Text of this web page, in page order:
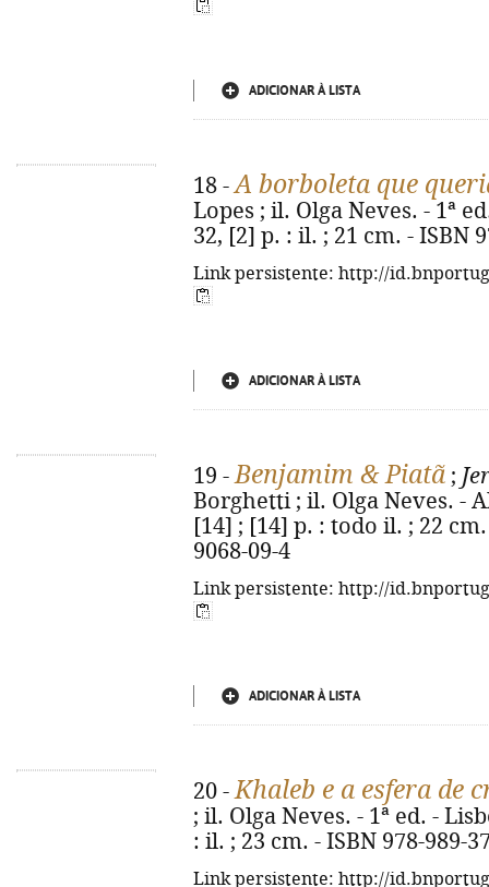
ADICIONAR À LISTA
18 -A borboleta que
Lopes ; il. Olga Neves. - 1ª
32, [2] p. : il. ; 21 cm. - ISBN
Link persistente: http://
ADICIONAR À LISTA
19 -Benjamim & Piatã ;
Borghetti ; il. Olga Neves. -
[14] ; [14] p. : todo il. ; 22
9068-09-4
Link persistente: http://
ADICIONAR À LISTA
20 -Khaleb e a esfera de
; il. Olga Neves. - 1ª ed. -
: il. ; 23 cm. - ISBN 978-989-
Link persistente: http://